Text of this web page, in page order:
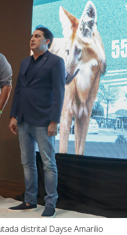
distrital Dayse Amarilio